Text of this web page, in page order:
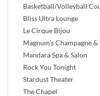
Basketball/Volleyball
Bliss Ultra Lounge
Le Cirque Bijou
Magnum’s Champagne
Mandara Spa & Salon
Rock You Tonight
Stardust Theater
The Chapel